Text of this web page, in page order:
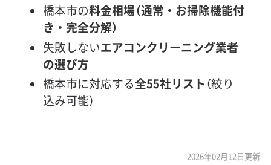
橋本市の料金相場（通常・お掃除機能付
き・完全分解）
失敗しないエアコンクリーニング業者
の選び方
橋本市に対応する全55社リスト （絞り
込み可能）
2026年02月12日更新